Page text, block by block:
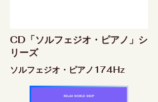
CD「ソルフェジオ・ピアノ」シ
リーズ
ソルフェジオ・ピアノ174Hz
RELAX WORLD SHOP